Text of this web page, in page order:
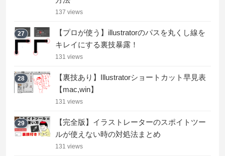
137 views
27
【プロが使う】illustratorのパスを丸くし線を
キレイにする裏技暴露！
131 views
28
【裏技あり】Illustratorショートカット早見表
【mac,win】
131 views
29
【完全版】イラストレーターのスポイトツー
ルが使えない時の対処法まとめ
131 views